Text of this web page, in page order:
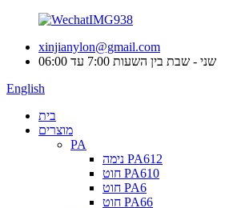
xinjianylon@gmail.com
שני - שבת בין השעות 7:00 עד 06:00
English
בית
מוצרים
PA
נימה PA612
חוט PA610
חוט PA6
חוט PA66